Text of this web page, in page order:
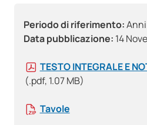
Periodo di riferimento:
Data pubblicazione: 14
TESTO INTEGRALE E
(.pdf, 1.07 MB)
Tavole